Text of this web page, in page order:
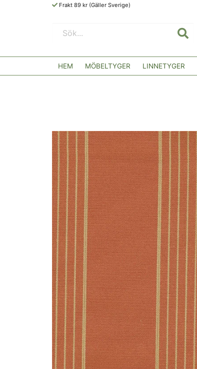
Frakt 89 kr (Gäller Sverige)
HEM MÖBELTYGER LINNETYGER